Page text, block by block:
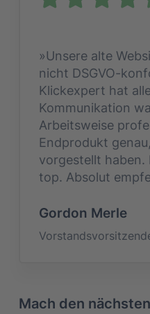
»Unsere alte
nicht DSGVO-
Klickexpert hat
Kommunikation
Arbeitsweise
Endprodukt
vorgestellt haben.
top. Absolut
Gordon Merle
Mach den